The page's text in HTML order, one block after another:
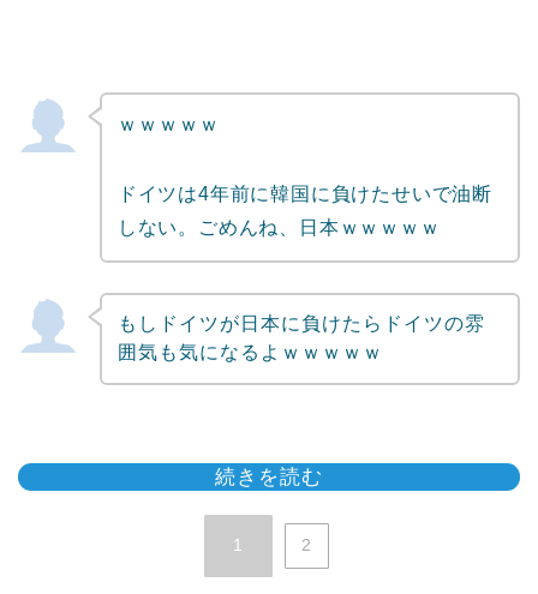
ｗｗｗｗｗ
ドイツは4年前に韓国に負けたせいで油断
しない。ごめんね、日本ｗｗｗｗｗ
もしドイツが日本に負けたらドイツの雰
囲気も気になるよｗｗｗｗｗ
続きを読む
1 2